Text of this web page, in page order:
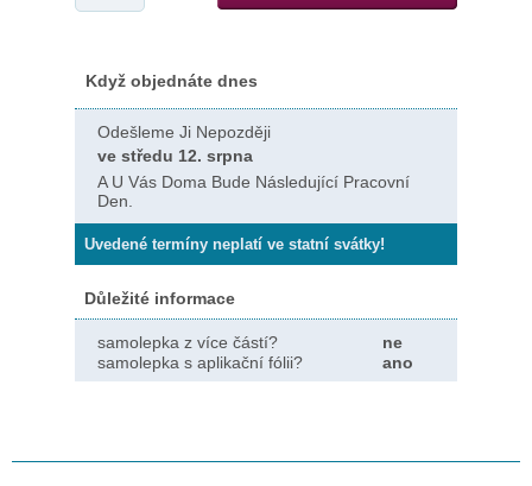
Když objednáte dnes
Odešleme Ji Nepozději
ve středu 12. srpna
A U Vás Doma Bude Následující Pracovní
Den.
Uvedené termíny neplatí ve statní svátky!
Důležité informace
samolepka z více částí?
ne
samolepka s aplikační fólii?
ano